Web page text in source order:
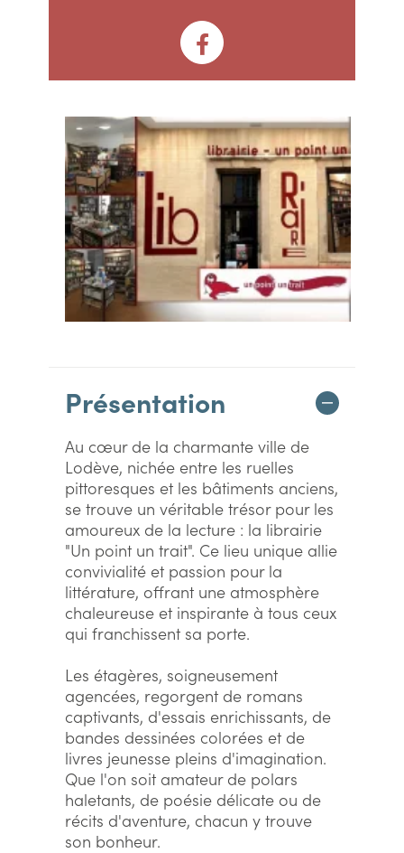
Présentation
Au cœur de la charmante ville de
Lodève, nichée entre les ruelles
pittoresques et les bâtiments anciens,
se trouve un véritable trésor pour les
amoureux de la lecture : la librairie
"Un point un trait". Ce lieu unique allie
convivialité et passion pour la
littérature, offrant une atmosphère
chaleureuse et inspirante à tous ceux
qui franchissent sa porte.
Les étagères, soigneusement
agencées, regorgent de romans
captivants, d'essais enrichissants, de
bandes dessinées colorées et de
livres jeunesse pleins d'imagination.
Que l'on soit amateur de polars
haletants, de poésie délicate ou de
récits d'aventure, chacun y trouve
son bonheur.